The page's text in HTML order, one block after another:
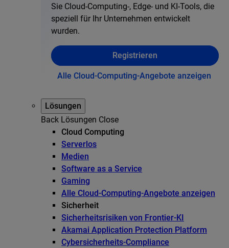
Sie Cloud-Computing-, Edge- und KI-Tools, die
speziell für Ihr Unternehmen entwickelt
wurden.
Registrieren
Alle Cloud-Computing-Angebote anzeigen
Lösungen
Back Lösungen Close
Cloud Computing
Serverlos
Medien
Software as a Service
Gaming
Alle Cloud-Computing-Angebote anzeigen
Sicherheit
Sicherheitsrisiken von Frontier-KI
Akamai Application Protection Platform
Cybersicherheits-Compliance